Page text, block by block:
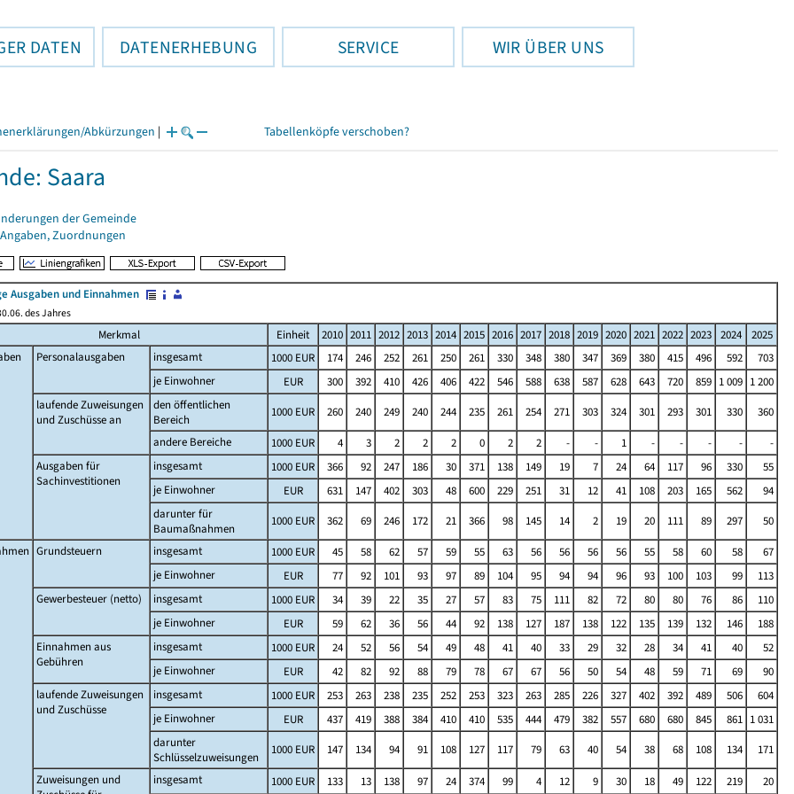
DATEN DATENERHEBUNG SERVICE WIR ÜBER UNS
Abkürzungen | Tabellenköpfe verschoben?
Saara
der Gemeinde
Zuordnungen
Ausgaben und Einnahmen
des Jahres
Merkmal Einheit 2010 2011 2012 2013 2014 2015 2016 2017 2018 2019 2020 2021 2022 2023 2024
2025
Personalausgaben insgesamt 1000 EUR 174 246 252 261 250 261 330 348 380 347 369 380 415 496 592
703
je Einwohner
EUR 300 392 410 426 406 422 546 588 638 587 628 643 720 859 1 009 1 200
laufende Zuweisungen
und Zuschüsse an
den öffentlichen
Bereich
1000 EUR 260 240 249 240 244 235 261 254 271 303 324 301 293 301 330
360
andere Bereiche
1000 EUR 4 3 2 2 2 0 2 2 - - 1 - - - -
-
Ausgaben für
Sachinvestitionen
insgesamt 1000 EUR 366 92 247 186 30 371 138 149 19 7 24 64 117 96 330
55
je Einwohner
EUR 631 147 402 303 48 600 229 251 31 12 41 108 203 165 562
94
darunter für
Baumaßnahmen
1000 EUR 362 69 246 172 21 366 98 145 14 2 19 20 111 89 297
50
Grundsteuern insgesamt 1000 EUR 45 58 62 57 59 55 63 56 56 56 56 55 58 60 58
67
je Einwohner
EUR 77 92 101 93 97 89 104 95 94 94 96 93 100 103 99
113
Gewerbesteuer (netto)
insgesamt 1000 EUR 34 39 22 35 27 57 83 75 111 82 72 80 80 76 86
110
je Einwohner
EUR 59 62 36 56 44 92 138 127 187 138 122 135 139 132 146
188
Einnahmen aus
Gebühren
insgesamt 1000 EUR 24 52 56 54 49 48 41 40 33 29 32 28 34 41 40
52
je Einwohner
EUR 42 82 92 88 79 78 67 67 56 50 54 48 59 71 69
90
laufende Zuweisungen
und Zuschüsse
insgesamt 1000 EUR 253 263 238 235 252 253 323 263 285 226 327 402 392 489 506
604
je Einwohner
EUR 437 419 388 384 410 410 535 444 479 382 557 680 680 845 861 1 031
darunter
Schlüsselzuweisungen
1000 EUR 147 134 94 91 108 127 117 79 63 40 54 38 68 108 134
171
Zuweisungen und
insgesamt 1000 EUR 133 13 138 97 24 374 99 4 12 9 30 18 49 122 219 20